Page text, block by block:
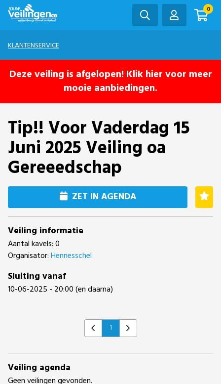
0
KLANTENSERVICE
Deze veiling is afgelopen! Klik hier voor meer
mooie aanbiedingen.
Tip!! Voor Vaderdag 15
Juni 2025 Veiling oa
Gereeedschap
ZET IN AGENDA
Veiling informatie
Aantal kavels: 0
Organisator:Hennesschel
Sluiting vanaf
10-06-2025 - 20:00 (en daarna)
Previous
1 Next
Veiling agenda
Geen veilingen gevonden.